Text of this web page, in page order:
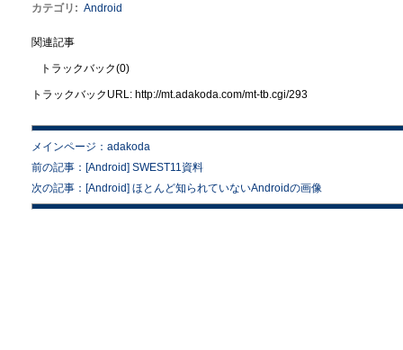
カテゴリ : Android
関連記事
トラックバック(0)
トラックバックURL: http://mt.adakoda.com/mt-tb.cgi/293
メインページ：adakoda
前の記事：[Android] SWEST11資料
次の記事：[Android] ほとんど知られていないAndroidの画像